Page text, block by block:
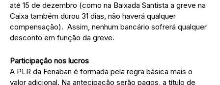
até 15 de dezembro (como na Baixada Santista a greve na
Caixa também durou 31 dias, não haverá qualquer
compensação). Assim, nenhum bancário sofrerá qualquer
desconto em função da greve.
Participação nos lucros
A PLR da Fenaban é formada pela regra básica mais o
valor adicional. Na antecipação serão pagos, a título de